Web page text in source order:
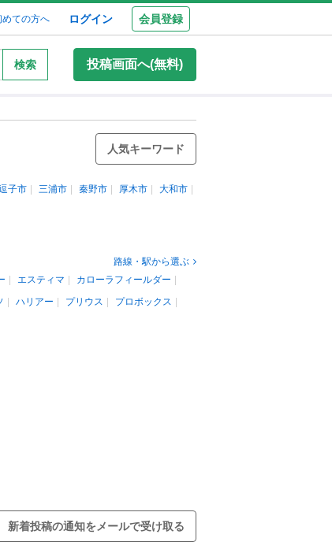
めての方へ ログイン 会員登録
検索 投稿画面へ(無料)
人気キーワード
子市 三浦市 秦野市 厚木市
大和市
路線・駅から選ぶ
エスティマ
カローラフィールダー
ハリアー プリウス
プロボックス
新着投稿の通知をメールで受け取る